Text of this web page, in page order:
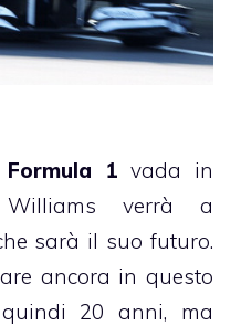
Formula 1 vada in
verrà a
sarà il suo futuro.
ancora in questo
20 anni, ma